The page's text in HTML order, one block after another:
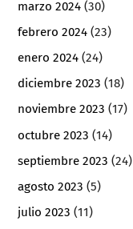
marzo 2024 (30)
febrero 2024 (23)
enero 2024 (24)
diciembre 2023 (18)
noviembre 2023 (17)
octubre 2023 (14)
septiembre 2023 (24)
agosto 2023 (5)
julio 2023 (11)